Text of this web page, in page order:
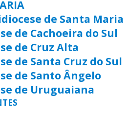
de Santa Maria
de Cachoeira do Sul
de Cruz Alta
de Santa Cruz do Sul
de Santo Ângelo
de Uruguaiana